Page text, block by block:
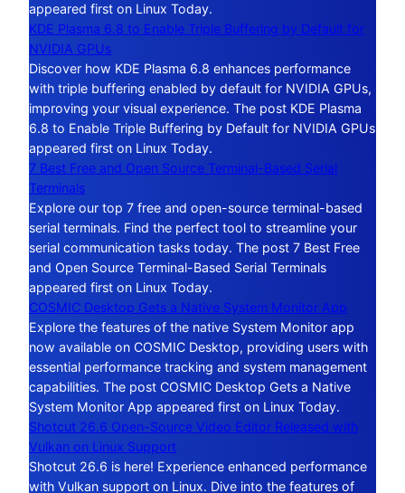
appeared first on Linux Today.
KDE Plasma 6.8 to Enable Triple Buffering by Default for
NVIDIA GPUs
Discover how KDE Plasma 6.8 enhances performance
with triple buffering enabled by default for NVIDIA GPUs,
improving your visual experience. The post KDE Plasma
6.8 to Enable Triple Buffering by Default for NVIDIA GPUs
appeared first on Linux Today.
7 Best Free and Open Source Terminal-Based Serial
Terminals
Explore our top 7 free and open-source terminal-based
serial terminals. Find the perfect tool to streamline your
serial communication tasks today. The post 7 Best Free
and Open Source Terminal-Based Serial Terminals
appeared first on Linux Today.
COSMIC Desktop Gets a Native System Monitor App
Explore the features of the native System Monitor app
now available on COSMIC Desktop, providing users with
essential performance tracking and system management
capabilities. The post COSMIC Desktop Gets a Native
System Monitor App appeared first on Linux Today.
Shotcut 26.6 Open-Source Video Editor Released with
Vulkan on Linux Support
Shotcut 26.6 is here! Experience enhanced performance
with Vulkan support on Linux. Dive into the features of